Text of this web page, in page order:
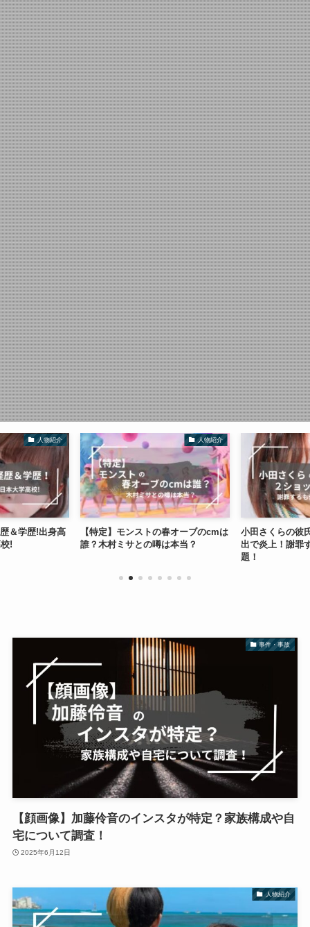
人物紹介
＆学歴!出身高
!
人物紹介
【特定】モンストの春オーブのcmは
誰？木村ミサとの噂は本当？
小田さくらの彼
出で炎上！謝罪
題！
事件・事故
【顔画像】加藤伶音のインスタが特定？家族構成や自
宅について調査！
2025年6月12日
人物紹介